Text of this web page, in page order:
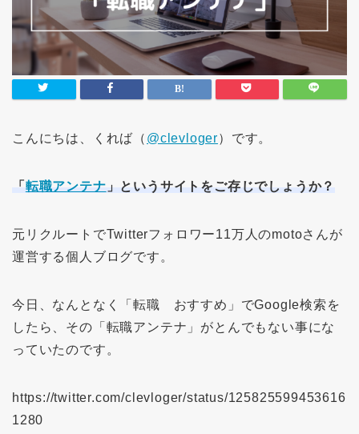
こんにちは、くれば（ @clevloger）です。
「 転職アンテナ 」というサイトをご存じでしょうか？
元リクルートでTwitterフォロワー11万人のmotoさんが
運営する個人ブログです。
今日、なんとなく「転職 おすすめ」でGoogle検索を
したら、その「転職アンテナ」がとんでもない事にな
っていたのです。
https://twitter.com/clevloger/status/125825599453616
1280